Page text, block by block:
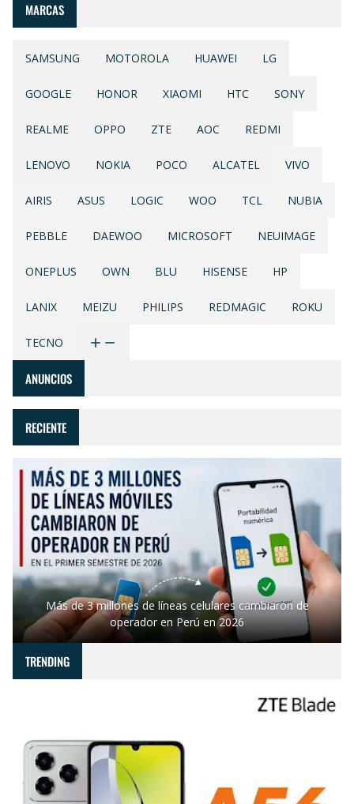
MARCAS
SAMSUNG MOTOROLA HUAWEI LG
GOOGLE HONOR XIAOMI HTC SONY
REALME OPPO ZTE AOC REDMI
LENOVO NOKIA POCO ALCATEL VIVO
AIRIS ASUS LOGIC WOO TCL NUBIA
PEBBLE DAEWOO MICROSOFT NEUIMAGE
ONEPLUS OWN BLU HISENSE HP
LANIX MEIZU PHILIPS REDMAGIC ROKU
TECNO
ANUNCIOS
RECIENTE
Más de 3 millones de líneas celulares cambiaron de
operador en Perú en 2026
TRENDING